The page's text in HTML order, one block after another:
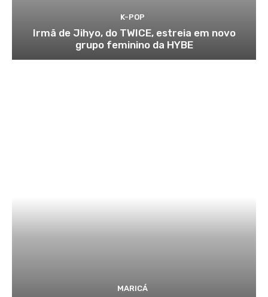
K-POP
Irmã de Jihyo, do TWICE, estreia em novo
grupo feminino da HYBE
MARICÁ